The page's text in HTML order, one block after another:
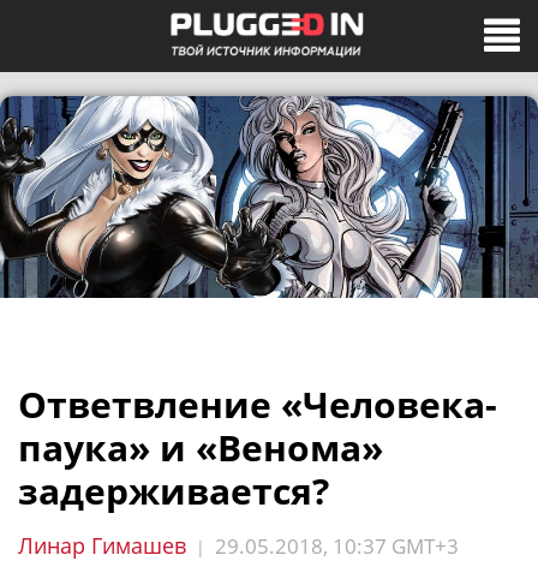
Ответвление «Человека-
паука» и «Венома»
задерживается?
Линар Гимашев | 29.05.2018, 10:37 GMT+3